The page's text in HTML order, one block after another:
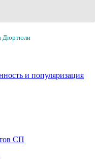
Дюртюли
и популяризация
СП